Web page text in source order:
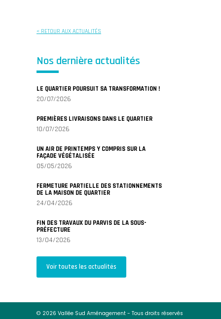
< RETOUR AUX ACTUALITÉS
Nos dernière actualités
LE QUARTIER POURSUIT SA TRANSFORMATION !
20/07/2026
PREMIÈRES LIVRAISONS DANS LE QUARTIER
10/07/2026
UN AIR DE PRINTEMPS Y COMPRIS SUR LA
FAÇADE VÉGÉTALISÉE
05/05/2026
FERMETURE PARTIELLE DES STATIONNEMENTS
DE LA MAISON DE QUARTIER
24/04/2026
FIN DES TRAVAUX DU PARVIS DE LA SOUS-
PRÉFECTURE
13/04/2026
Voir toutes les actualités
© 2026 Vallée Sud Aménagement - Tous droits réservés